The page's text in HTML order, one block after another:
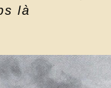
là